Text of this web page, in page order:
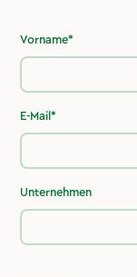
Vorname*
E-Mail*
Unternehmen